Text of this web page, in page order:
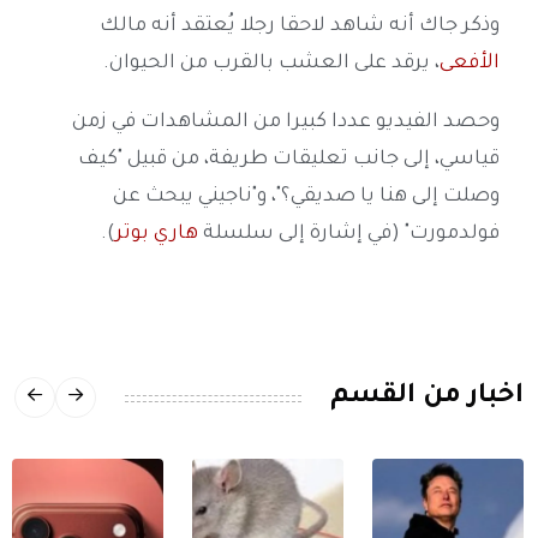
وذكرجاك أنه شاهد لاحقا رجلا يُعتقد أنه مالك
الأفعى، يرقد على العشب بالقرب من الحيوان.
وحصد الفيديو عددا كبيرا من المشاهدات في زمن
قياسي، إلى جانب تعليقات طريفة، من قبيل "كيف
وصلت إلى هنا يا صديقي؟"، و"ناجيني يبحث عن
فولدمورت" (في إشارة إلى سلسلة هاري بوتر).
اخبار من القسم